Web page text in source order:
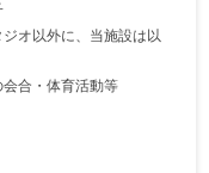
オ以外に、当施設は以
合・体育活動等